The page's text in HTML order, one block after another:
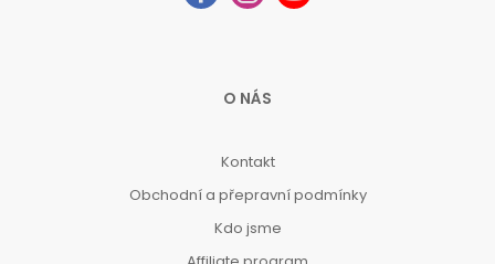
O NÁS
Kontakt
Obchodní a přepravní podmínky
Kdo jsme